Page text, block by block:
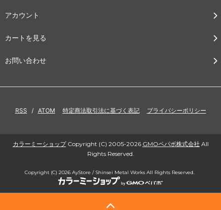
アカウント
カートを見る
お問い合わせ
RSS / ATOM 特定商法取引法に基づく表記 プライバシーポリシー
カラーミーショップCopyright (C) 2005-2026 GMOペパボ株式会社 All
Rights Reserved.
Copyright (C) 2026 AyStore / Shinsei Metal Works All Rights Reserved.